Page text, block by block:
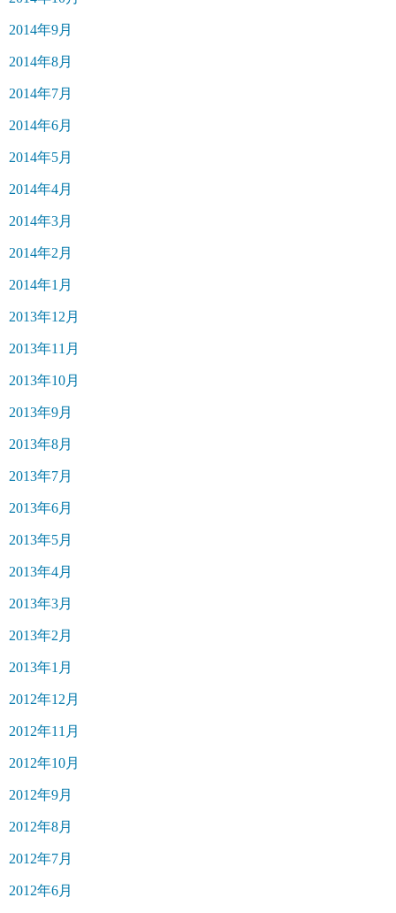
2014年9月
2014年8月
2014年7月
2014年6月
2014年5月
2014年4月
2014年3月
2014年2月
2014年1月
2013年12月
2013年11月
2013年10月
2013年9月
2013年8月
2013年7月
2013年6月
2013年5月
2013年4月
2013年3月
2013年2月
2013年1月
2012年12月
2012年11月
2012年10月
2012年9月
2012年8月
2012年7月
2012年6月